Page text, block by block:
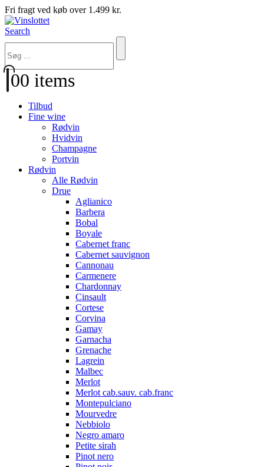
Fri fragt ved køb over 1.499 kr.
Search
00 items
Tilbud
Fine wine
Rødvin
Hvidvin
Champagne
Portvin
Rødvin
Alle Rødvin
Drue
Aglianico
Barbera
Bobal
Boyale
Cabernet franc
Cabernet sauvignon
Cannonau
Carmenere
Chardonnay
Cinsault
Cortese
Corvina
Gamay
Garnacha
Grenache
Lagrein
Malbec
Merlot
Merlot cab.sauv. cab.franc
Montepulciano
Mourvedre
Nebbiolo
Negro amaro
Petite sirah
Pinot nero